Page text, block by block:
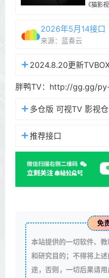
《猫影
常流失
麻烦这
过实测
2026年5月14接口
来源：蓝奏云
2024.8.20更新
胖鸭TV：http://gg.gg/
多仓版 可视TV 影视
推荐接口
免
本站提供的一切软件、
和研究目的；不得将上
途，否则，一切后果请